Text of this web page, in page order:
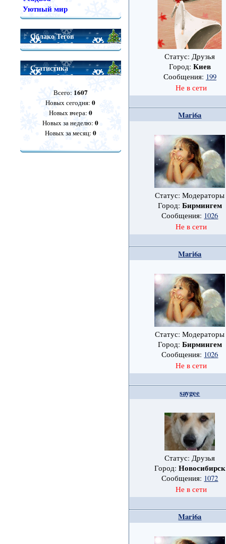
Уютный мир
Облако Тегов
Статистика
Всего: 1607
Новых сегодня:0
Новых вчера: 0
Новых за неделю:0
Новых за месяц: 0
Статус: Друзья
Город: Киев
Сообщения: 199
Не в сети
Mari6a
Статус: Модераторы
Город: Бирмингем
Сообщения: 1026
Не в сети
Mari6a
Статус: Модераторы
Город: Бирмингем
Сообщения: 1026
Не в сети
saygee
Статус: Друзья
Город: Новосибирск
Сообщения: 1072
Не в сети
Mari6a